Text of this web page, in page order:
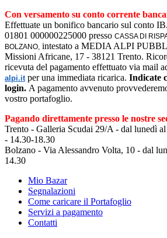
Con versamento su conto corrente
Effettuate un bonifico bancario sul conto
01801 000000225000 presso CASSA DI
BOLZANO, intestato a MEDIA ALPI
Missioni Africane, 17 - 38121 Trento.
ricevuta del pagamento effettuato via mail
alpi.it per una immediata ricarica. Indicate
login. A pagamento avvenuto
vostro portafoglio.
Pagando direttamente presso le nostre
Trento - Galleria Scudai 29/A - dal lunedì
- 14.30-18.30
Bolzano - Via Alessandro Volta, 10 - dal
14.30
Mio Bazar
Segnalazioni
Come caricare il Portafoglio
Servizi a pagamento
Contatti